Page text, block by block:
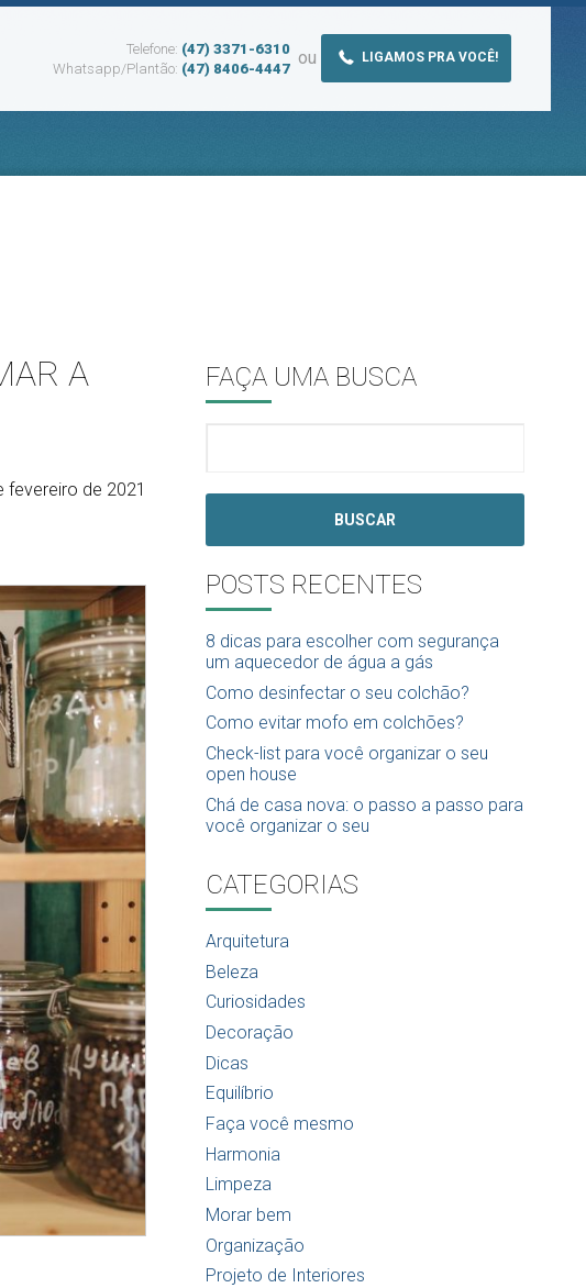
Telefone: (47) 3371-6310
Whatsapp/Plantão: (47) 8406-4447
ou LIGAMOS PRA VOCÊ!
A
fevereiro de 2021
FAÇA UMA BUSCA
BUSCAR
POSTS RECENTES
8 dicas para escolher com segurança
um aquecedor de água a gás
Como desinfectar o seu colchão?
Como evitar mofo em colchões?
Check-list para você organizar o seu
open house
Chá de casa nova: o passo a passo para
você organizar o seu
CATEGORIAS
Arquitetura
Beleza
Curiosidades
Decoração
Dicas
Equilíbrio
Faça você mesmo
Harmonia
Limpeza
Morar bem
Organização
Projeto de Interiores